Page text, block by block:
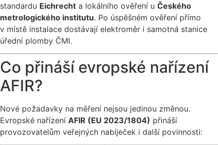
standardu Eichrecht a lokálního ověření u Českého
metrologického institutu. Po úspěšném ověření přímo
v místě instalace dostávají elektroměr i samotná stanice
úřední plomby ČMI.
Co přináší evropské nařízení
AFIR?
Nové požadavky na měření nejsou jedinou změnou.
Evropské nařízení AFIR (EU 2023/1804) přináší
provozovatelům veřejných nabíječek i další povinnosti: